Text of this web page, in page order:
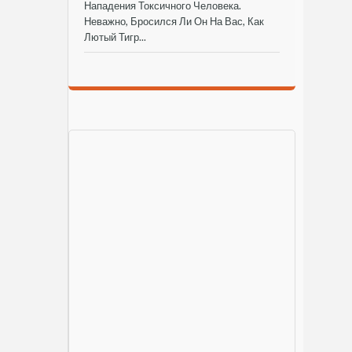
Нападения Токсичного Человека.
Неважно, Бросился Ли Он На Вас, Как
Лютый Тигр...